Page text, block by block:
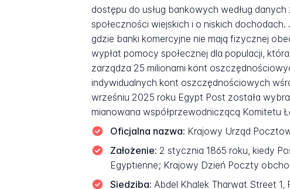
dostępu do usług bankowych według
społeczności wiejskich i o niskich
gdzie banki komercyjne nie mają fizycznej
wypłat pomocy społecznej dla populacji,
zarządza 25 milionami kont
indywidualnych kont oszczędnościowych
wrześniu 2025 roku Egypt Post została
mianowana współprzewodniczącą Komitetu
Oficjalna nazwa: Krajowy Urząd
Założenie: 2 stycznia 1865 roku, kiedy
Egyptienne; Krajowy Dzień Poczty
Siedziba: Abdel Khalek Tharwat Street 1,